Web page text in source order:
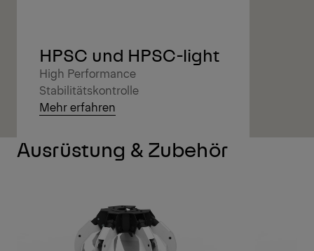
HPSC und HPSC-light
High Performance
Stabilitätskontrolle
Mehr erfahren
Ausrüstung & Zubehör